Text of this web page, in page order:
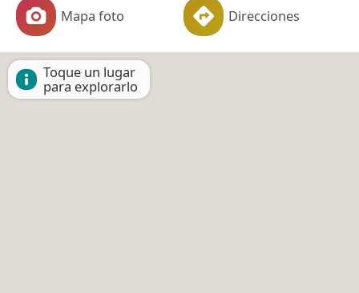
Mapa foto Direcciones
Toque un lugar
para explorarlo